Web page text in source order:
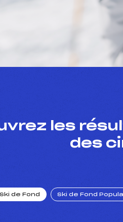
les
des
Ski de Fond Ski de Fond